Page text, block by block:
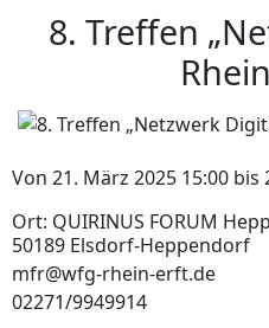
8. Treffen
Von 21. März 2025 15:00 bis
Ort: QUIRINUS FORUM
50189 Elsdorf-Heppendorf
mfr@wfg-rhein-erft.de
02271/9949914